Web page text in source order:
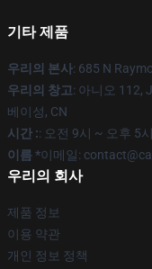
기타 제품
우리의 본사: 685 N
우리의 창고: 아니오 112,
베이성, CN
시간 :: 오전 9시 ~ 오후 5
이름 *이메일:
우리의 회사
제품 정보
이용 약관
개인 정보 정책